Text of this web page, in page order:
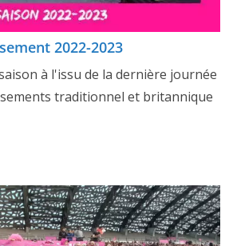
2022-2023
à l'issu de la dernière journée
traditionnel et britannique